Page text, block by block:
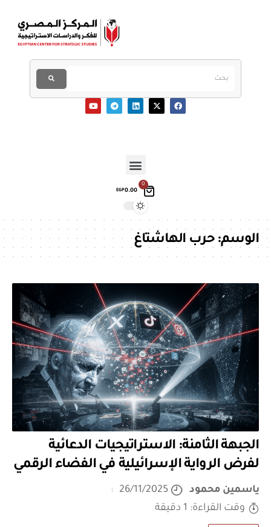
0
EGP0.00
الوسم:حرب الهاشتاغ
الجبهة الثامنة: الاستراتيجيات الدعائية
لفرض الرواية الإسرائيلية في الفضاء الرقمي
ياسمين محمود
26/11/2025
وقت القراءة: 1 دقيقة